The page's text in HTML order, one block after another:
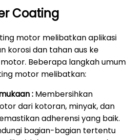
Coating
motor melibatkan aplikasi
korosi dan tahan aus ke
Beberapa langkah umum
motor melibatkan:
: Membersihkan
dari kotoran, minyak, dan
adherensi yang baik.
bagian-bagian tertentu